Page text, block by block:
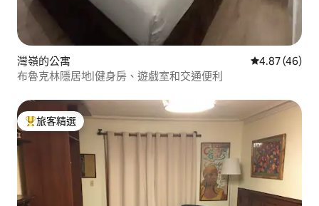
灣嶺的公寓 從 46 則評價
4.87 (46)
布魯克林隱居地|健身房、遊戲室和交通便利
旅客精選榜首
旅客精選